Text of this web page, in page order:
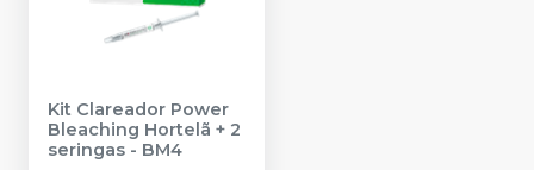
Kit Clareador Power
Bleaching Hortelã + 2
seringas - BM4